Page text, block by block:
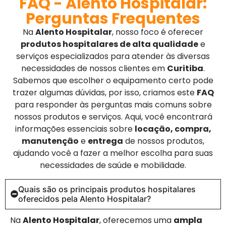
Perguntas Frequentes
NaAlento Hospitalar, nosso foco é oferecer
produtos hospitalares de alta qualidadee
serviços especializados para atender às diversas
necessidades de nossos clientes em Curitiba.
Sabemos que escolher o equipamento certo pode
trazer algumas dúvidas, por isso, criamos este FAQ
para responder às perguntas mais comuns sobre
nossos produtos e serviços. Aqui, você encontrará
informações essenciais sobre locação, compra,
manutenção e entrega de nossos produtos,
ajudando você a fazer a melhor escolha para suas
necessidades de saúde e mobilidade.
Quais são os principais produtos hospitalares
oferecidos pela Alento Hospitalar?
NaAlento Hospitalar, oferecemos uma ampla